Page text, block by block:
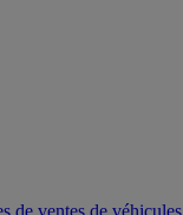
de ventes de véhicules